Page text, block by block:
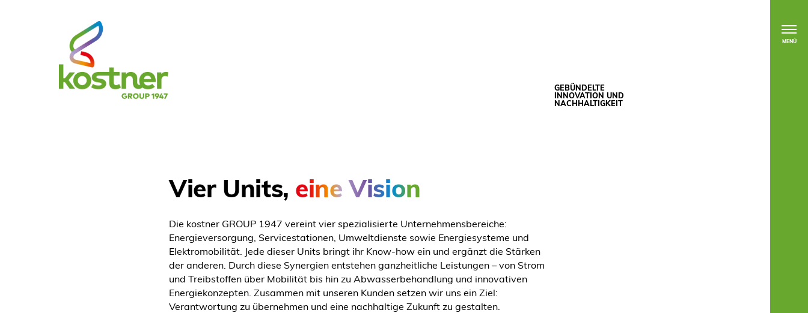
MENÜ
GEBÜNDELTE
INNOVATION UND
NACHHALTIGKEIT
Vier Units, eine Vision
Die kostner GROUP 1947 vereint vier spezialisierte Unternehmensbereiche:
Energieversorgung, Servicestationen, Umweltdienste sowie Energiesysteme und
Elektromobilität. Jede dieser Units bringt ihr Know-how ein und ergänzt die Stärken
der anderen. Durch diese Synergien entstehen ganzheitliche Leistungen – von Strom
und Treibstoffen über Mobilität bis hin zu Abwasserbehandlung und innovativen
Energiekonzepten. Zusammen mit unseren Kunden setzen wir uns ein Ziel:
Verantwortung zu übernehmen und eine nachhaltige Zukunft zu gestalten.